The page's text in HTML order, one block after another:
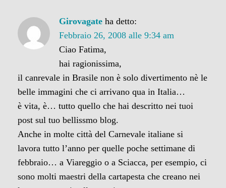
Girovagate ha detto:
Febbraio 26, 2008 alle 9:34 am
Ciao Fatima,
hai ragionissima,
il canrevale in Brasile non è solo divertimento nè le
belle immagini che ci arrivano qua in Italia…
è vita, è… tutto quello che hai descritto nei tuoi
post sul tuo bellissmo blog.
Anche in molte città del Carnevale italiane si
lavora tutto l’anno per quelle poche settimane di
febbraio… a Viareggio o a Sciacca, per esempio, ci
sono molti maestri della cartapesta che creano nei